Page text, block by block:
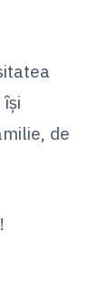
de